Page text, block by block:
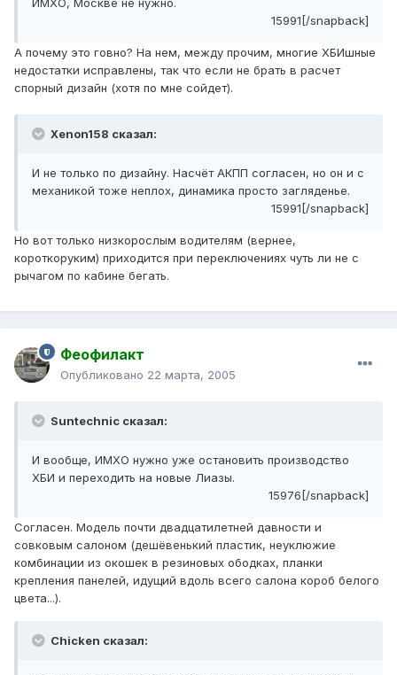
ИМХО, Москве не нужно.
15991[/snapback]
А почему это говно? На нем, между прочим, многие ХБИшные
недостатки исправлены, так что если не брать в расчет
спорный дизайн (хотя по мне сойдет).
Xenon158 сказал:
И не только по дизайну. Насчёт АКПП согласен, но он и с
механикой тоже неплох, динамика просто загляденье.
15991[/snapback]
Но вот только низкорослым водителям (вернее,
короткоруким) приходится при переключениях чуть ли не с
рычагом по кабине бегать.
Феофилакт
Опубликовано 22 марта, 2005
Suntechnic сказал:
И вообще, ИМХО нужно уже остановить производство
ХБИ и переходить на новые Лиазы.
15976[/snapback]
Согласен. Модель почти двадцатилетней давности и
совковым салоном (дешёвенький пластик, неуклюжие
комбинации из окошек в резиновых ободках, планки
крепления панелей, идущий вдоль всего салона короб белого
цвета...).
Chicken сказал: